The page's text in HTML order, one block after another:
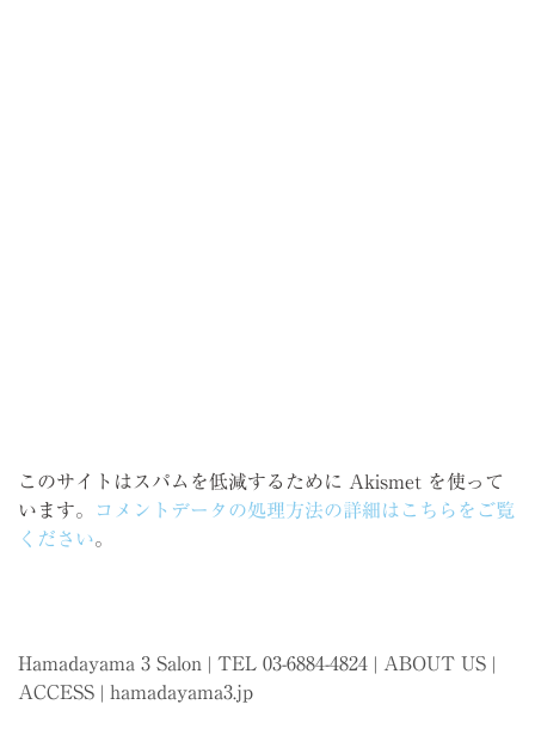
このサイトはスパムを低減するために Akismet を使って
います。
コメントデータの処理方法の詳細はこちらをご覧
ください。
Hamadayama 3 Salon | TEL 03-6884-4824 | ABOUT US |
ACCESS | hamadayama3.jp